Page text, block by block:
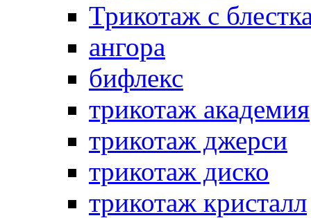
Трикотаж с
ангора
бифлекс
трикотаж академия
трикотаж джерси
трикотаж диско
трикотаж кристалл